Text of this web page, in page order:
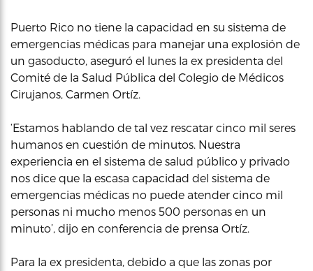
Puerto Rico no tiene la capacidad en su sistema de
emergencias médicas para manejar una explosión de
un gasoducto, aseguró el lunes la ex presidenta del
Comité de la Salud Pública del Colegio de Médicos
Cirujanos, Carmen Ortíz.
‘Estamos hablando de tal vez rescatar cinco mil seres
humanos en cuestión de minutos. Nuestra
experiencia en el sistema de salud público y privado
nos dice que la escasa capacidad del sistema de
emergencias médicas no puede atender cinco mil
personas ni mucho menos 500 personas en un
minuto’, dijo en conferencia de prensa Ortíz.
Para la ex presidenta, debido a que las zonas por